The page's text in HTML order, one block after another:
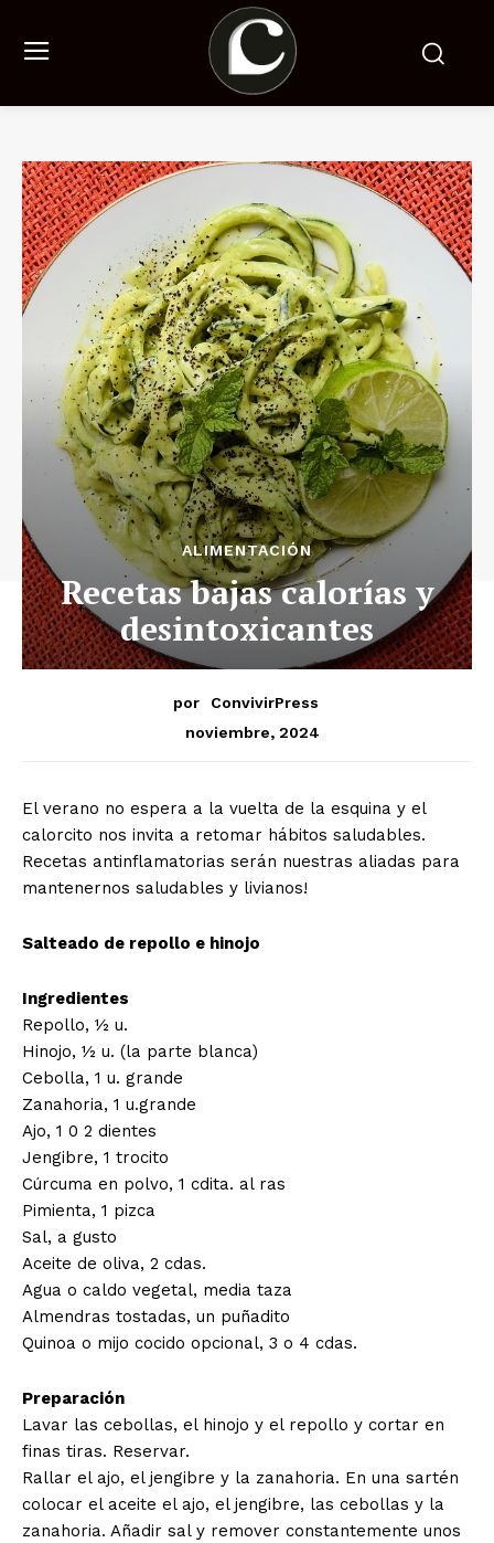
ALIMENTACIÓN
Recetas bajas calorías y
desintoxicantes
por
ConvivirPress
noviembre, 2024
El verano no espera a la vuelta de la esquina y el
calorcito nos invita a retomar hábitos saludables.
Recetas antinflamatorias serán nuestras aliadas para
mantenernos saludables y livianos!
Salteado de repollo e hinojo
Ingredientes
Repollo, ½ u.
Hinojo, ½ u. (la parte blanca)
Cebolla, 1 u. grande
Zanahoria, 1 u.grande
Ajo, 1 0 2 dientes
Jengibre, 1 trocito
Cúrcuma en polvo, 1 cdita. al ras
Pimienta, 1 pizca
Sal, a gusto
Aceite de oliva, 2 cdas.
Agua o caldo vegetal, media taza
Almendras tostadas, un puñadito
Quinoa o mijo cocido opcional, 3 o 4 cdas.
Preparación
Lavar las cebollas, el hinojo y el repollo y cortar en
finas tiras. Reservar.
Rallar el ajo, el jengibre y la zanahoria. En una sartén
colocar el aceite el ajo, el jengibre, las cebollas y la
zanahoria. Añadir sal y remover constantemente unos